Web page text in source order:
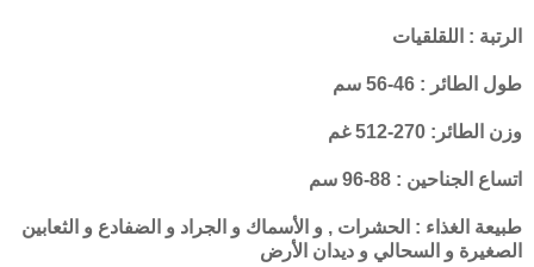
الرتبة : اللقلقيات
طول الطائر : 46-56 سم
وزن الطائر: 270-512 غم
اتساع الجناحين : 88-96 سم
طبيعة الغذاء : الحشرات , و الأسماك و الجراد و الضفادع و الثعابين
الصغيرة و السحالي و ديدان الأرض